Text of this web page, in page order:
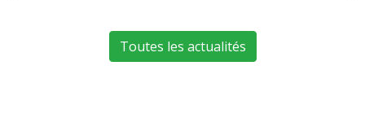
Toutes les actualités